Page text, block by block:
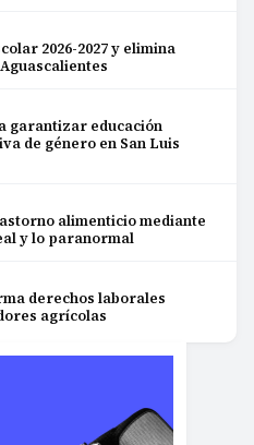
2026-2027 y elimina
garantizar educación
de género en San Luis
alimenticio mediante
y lo paranormal
derechos laborales
agrícolas